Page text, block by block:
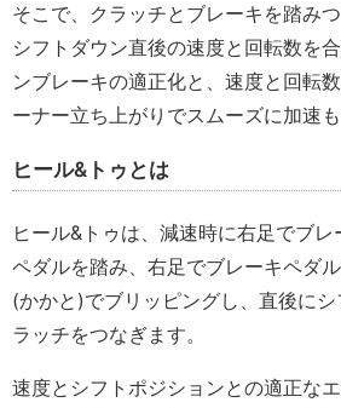
そこで、クラッチとブレーキを踏み
シフトダウン直後の速度と回転数を
ンブレーキの適正化と、速度と回転
ーナー立ち上がりでスムーズに加速も
ヒール&トゥとは
ヒール&トゥは、減速時に右足でブ
ペダルを踏み、右足でブレーキペダ
(かかと)でブリッピングし、直後に
ラッチをつなぎます。
速度とシフトポジションとの適正な